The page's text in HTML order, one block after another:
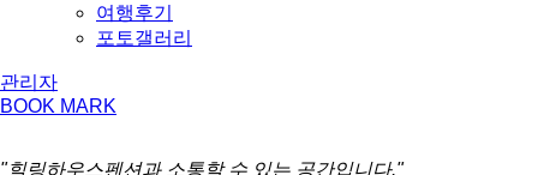
여행후기
포토갤러리
관리자
BOOK MARK
"힐링하우스펜션과 소통할 수 있는 공간입니다."